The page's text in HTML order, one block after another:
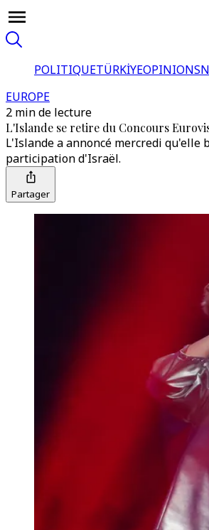
POLITIQUETÜRKİYEOPINIONS
EUROPE
2 min de lecture
L'Islande se retire du Concours
L'Islande a annoncé mercredi qu'elle
participation d'Israël.
Partager